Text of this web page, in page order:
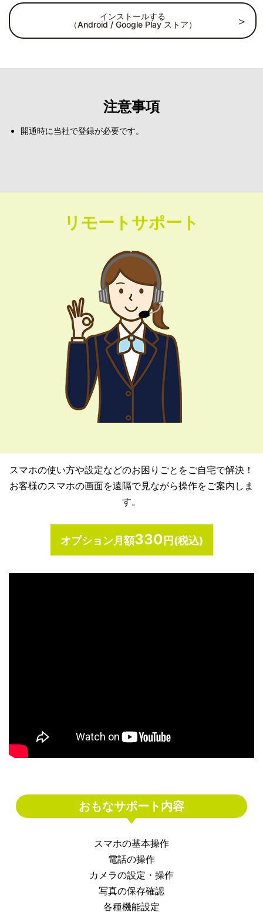
インストールする
（Android / Google Play ストア）
注意事項
開通時に当社で登録が必要です。
リモートサポート
スマホの使い方や設定などのお困りごとをご自宅で解決！
お客様のスマホの画面を遠隔で見ながら操作をご案内しま
す。
オプション月額330 円(税込)
おもなサポート内容
スマホの基本操作
電話の操作
カメラの設定・操作
写真の保存確認
各種機能設定